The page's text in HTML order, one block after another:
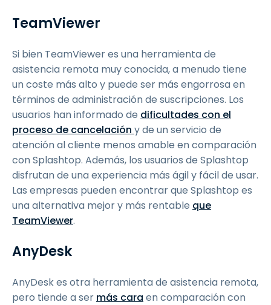
TeamViewer
Si bien TeamViewer es una herramienta de
asistencia remota muy conocida, a menudo tiene
un coste más alto y puede ser más engorrosa en
términos de administración de suscripciones. Los
usuarios han informado de dificultades con el
proceso de cancelación y de un servicio de
atención al cliente menos amable en comparación
con Splashtop. Además, los usuarios de Splashtop
disfrutan de una experiencia más ágil y fácil de usar.
Las empresas pueden encontrar que Splashtop es
una alternativa mejor y más rentable que
TeamViewer.
AnyDesk
AnyDesk es otra herramienta de asistencia remota,
pero tiende a ser más cara en comparación con